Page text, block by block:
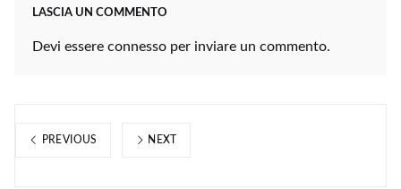
LASCIA UN COMMENTO
Devi essere connesso per inviare un commento.
PREVIOUS NEXT